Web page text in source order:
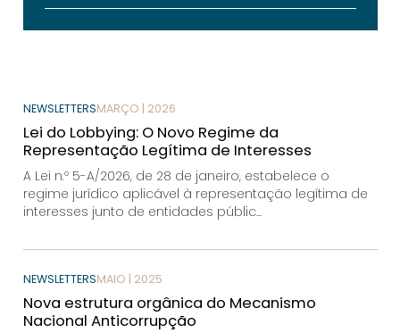
NEWSLETTERSMARÇO | 2026
Lei do Lobbying: O Novo Regime da
Representação Legítima de Interesses
A Lei n.º 5-A/2026, de 28 de janeiro, estabelece o
regime jurídico aplicável à representação legítima de
interesses junto de entidades públic...
NEWSLETTERSMAIO | 2025
Nova estrutura orgânica do Mecanismo
Nacional Anticorrupção